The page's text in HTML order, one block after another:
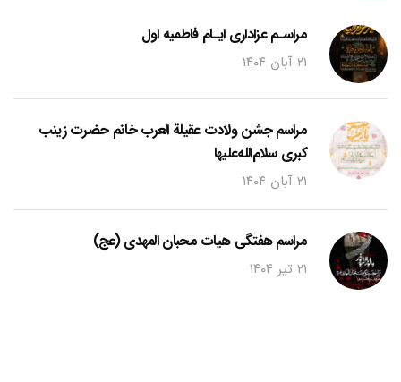
مراسـم عزاداری ایـام فاطمیه اول
۲۱ آبان ۱۴۰۴
مراسم جشن ولادت عقیلة العرب خانم حضرت زینب
کبری سلام‌الله‌علیها
۲۱ آبان ۱۴۰۴
مراسم هفتگی هیات محبان المهدی (عج)
۲۱ تیر ۱۴۰۴